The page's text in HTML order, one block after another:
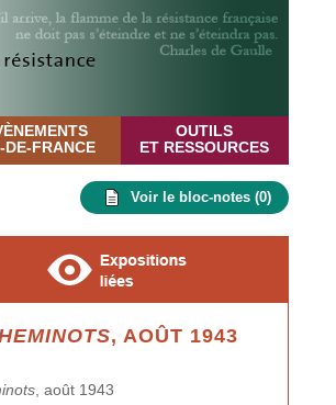
DE-FRANCE
OUTILS
ET RESSOURCES
Voir le bloc-notes (0)
, AOÛT 1943
, août 1943